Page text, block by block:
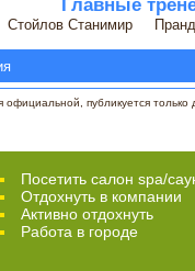
Главные
Стойлов Станимир
публикуется только
Посетить салон spa/
Отдохнуть в компании
Активно отдохнуть
Работа в городе